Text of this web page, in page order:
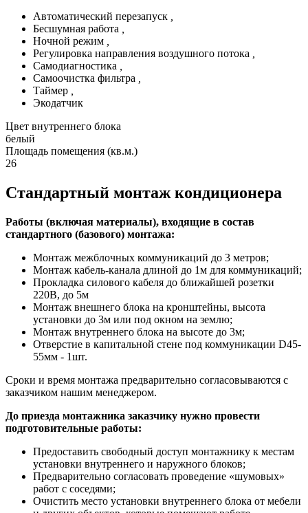
Автоматический перезапуск
Бесшумная работа
Ночной режим
Регулировка направления воздушного потока
Самодиагностика
Самоочистка фильтра
Таймер
Экодатчик
Цвет внутреннего блока
белый
Площадь помещения (кв.м.)
26
Стандартный монтаж кондиционера
Работы (включая материалы), входящие в состав
стандартного (базового) монтажа:
Монтаж межблочных коммуникаций до 3 метров;
Монтаж кабель-канала длиной до 1м для коммуникаций;
Прокладка силового кабеля до ближайшей розетки
220В, до 5м
Монтаж внешнего блока на кронштейны, высота
установки до 3м или под окном на землю;
Монтаж внутреннего блока на высоте до 3м;
Отверстие в капитальной стене под коммуникации D45-
55мм - 1шт.
Сроки и время монтажа предварительно согласовываются с
заказчиком нашим менеджером.
До приезда монтажника заказчику нужно провести
подготовительные работы:
Предоставить свободный доступ монтажнику к местам
установки внутреннего и наружного блоков;
Предварительно согласовать проведение «шумовых»
работ с соседями;
Очистить место установки внутреннего блока от мебели